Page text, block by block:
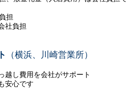
担
社負担
（横浜、川崎営業所）
越し費用を会社がサポート
安心です